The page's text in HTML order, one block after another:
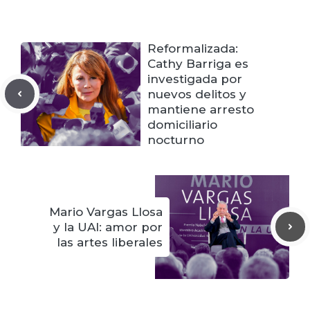
Reformalizada:
Cathy Barriga es
investigada por
nuevos delitos y
mantiene arresto
domiciliario
nocturno
Mario Vargas Llosa
y la UAI: amor por
las artes liberales